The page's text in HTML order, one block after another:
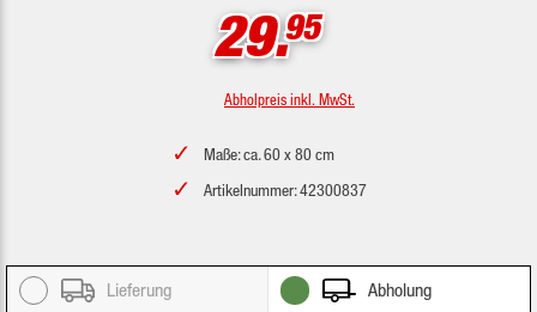
29.95
Abholpreis inkl. MwSt.
Maße: ca. 60 x 80 cm
Artikelnummer: 42300837
Lieferung Abholung